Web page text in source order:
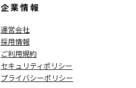
企業情報
運営会社
採用情報
ご利用規約
セキュリティポリシー
プライバシーポリシー